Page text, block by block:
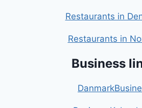
Restaurants in
Restaurants in
Business